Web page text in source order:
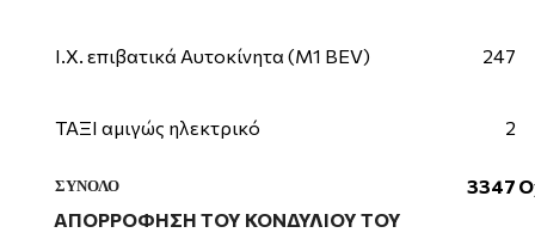
Ι.Χ. επιβατικά Αυτοκίνητα (M1 ΒΕV) 247
ΤΑΞΙ αμιγώς ηλεκτρικό 2
ΣΥΝΟΛΟ 3347
ΑΠΟΡΡΟΦΗΣΗ ΤΟΥ ΚΟΝΔΥΛΙΟΥ ΤΟΥ